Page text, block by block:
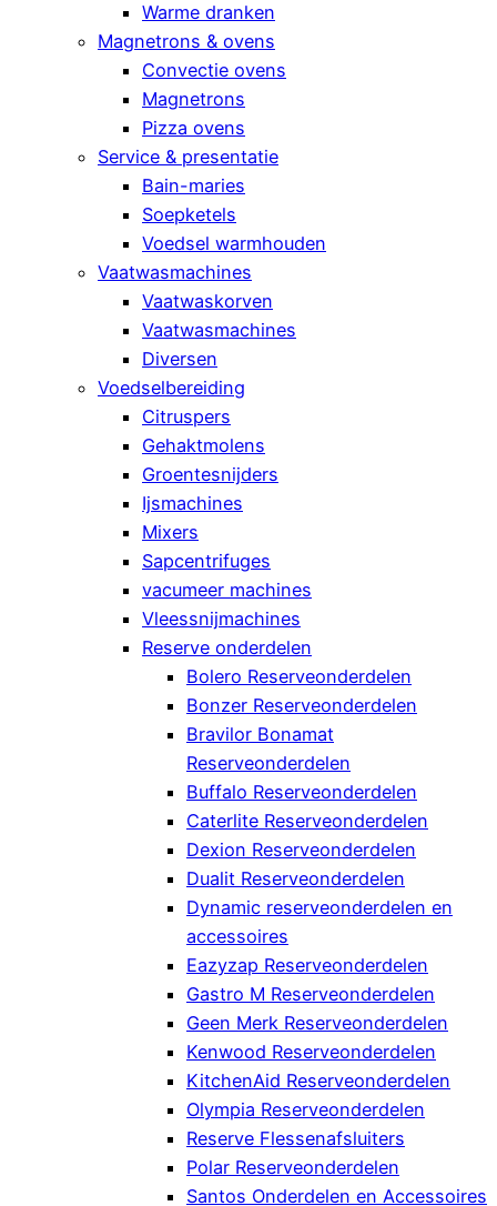
Warme dranken
Magnetrons & ovens
Convectie ovens
Magnetrons
Pizza ovens
Service & presentatie
Bain-maries
Soepketels
Voedsel warmhouden
Vaatwasmachines
Vaatwaskorven
Vaatwasmachines
Diversen
Voedselbereiding
Citruspers
Gehaktmolens
Groentesnijders
Ijsmachines
Mixers
Sapcentrifuges
vacumeer machines
Vleessnijmachines
Reserve onderdelen
Bolero Reserveonderdelen
Bonzer Reserveonderdelen
Bravilor Bonamat
Reserveonderdelen
Buffalo Reserveonderdelen
Caterlite Reserveonderdelen
Dexion Reserveonderdelen
Dualit Reserveonderdelen
Dynamic reserveonderdelen en
accessoires
Eazyzap Reserveonderdelen
Gastro M Reserveonderdelen
Geen Merk Reserveonderdelen
Kenwood Reserveonderdelen
KitchenAid Reserveonderdelen
Olympia Reserveonderdelen
Reserve Flessenafsluiters
Polar Reserveonderdelen
Santos Onderdelen en Accessoires